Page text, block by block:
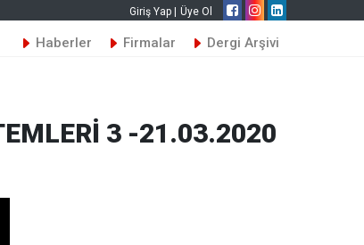
Giriş Yap | Üye Ol
Haberler Firmalar Dergi Arşivi
3 -21.03.2020